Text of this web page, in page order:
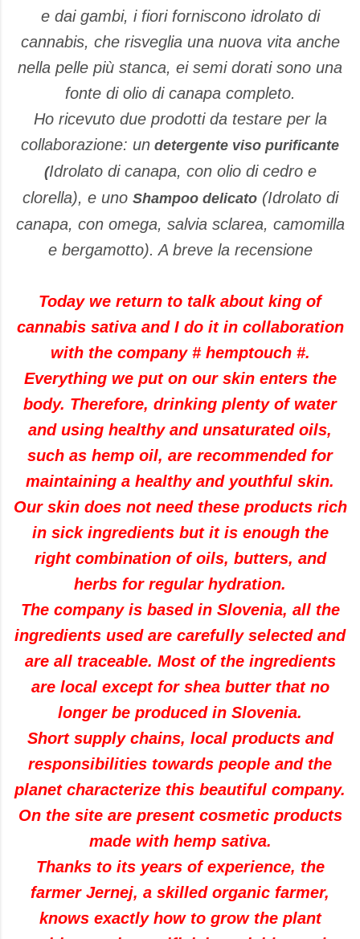
e dai gambi, i fiori forniscono idrolato di
cannabis, che risveglia una nuova vita anche
nella pelle più stanca, ei semi dorati sono una
fonte di olio di canapa completo.
Ho ricevuto due prodotti da testare per la
collaborazione: un detergente viso purificante
(Idrolato di canapa, con olio di cedro e
clorella), e uno Shampoo delicato(Idrolato di
canapa, con omega, salvia sclarea, camomilla
e bergamotto). A breve la recensione
Today we return to talk about king of
cannabis sativa and I do it in collaboration
with the company # hemptouch #.
Everything we put on our skin enters the
body. Therefore, drinking plenty of water
and using healthy and unsaturated oils,
such as hemp oil, are recommended for
maintaining a healthy and youthful skin.
Our skin does not need these products rich
in sick ingredients but it is enough the
right combination of oils, butters, and
herbs for regular hydration.
The company is based in Slovenia, all the
ingredients used are carefully selected and
are all traceable. Most of the ingredients
are local except for shea butter that no
longer be produced in Slovenia.
Short supply chains, local products and
responsibilities towards people and the
planet characterize this beautiful company.
On the site are present cosmetic products
made with hemp sativa.
Thanks to its years of experience, the
farmer Jernej, a skilled organic farmer,
knows exactly how to grow the plant